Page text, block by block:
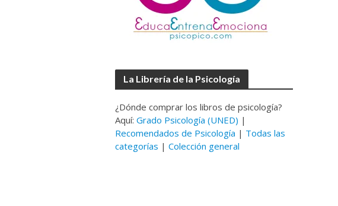
La Librería de la Psicología
¿Dónde comprar los libros de psicología?
Aquí:Grado Psicología (UNED) |
Recomendados de Psicología | Todas las
categorías |Colección general